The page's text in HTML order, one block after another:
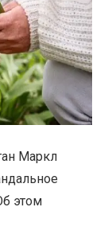
Маркл
этом